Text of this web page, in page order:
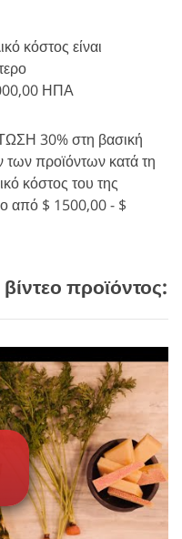
κόστος είναι
ΗΠΑ
30% στη βασική
των προϊόντων κατά τη
κόστος του της
από $ 1500,00 - $
προϊόντος: